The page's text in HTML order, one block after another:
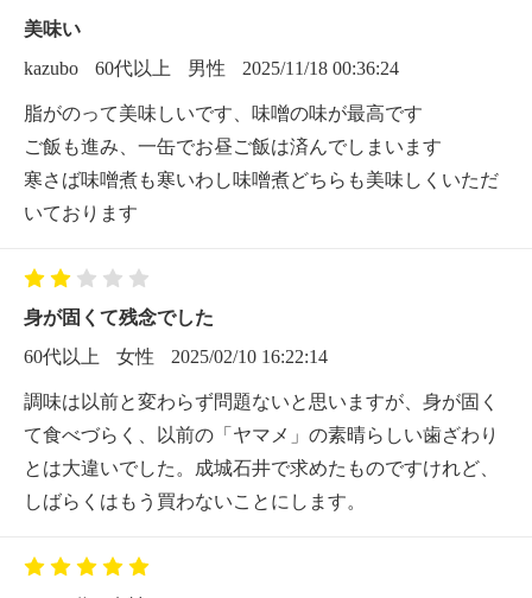
美味い
kazubo
60代以上 男性 2025/11/18 00:36:24
脂がのって美味しいです、味噌の味が最高です
ご飯も進み、一缶でお昼ご飯は済んでしまいます
寒さば味噌煮も寒いわし味噌煮どちらも美味しくいただ
いております
身が固くて残念でした
60代以上
女性 2025/02/10 16:22:14
調味は以前と変わらず問題ないと思いますが、身が固く
て食べづらく、以前の「ヤマメ」の素晴らしい歯ざわり
とは大違いでした。成城石井で求めたものですけれど、
しばらくはもう買わないことにします。